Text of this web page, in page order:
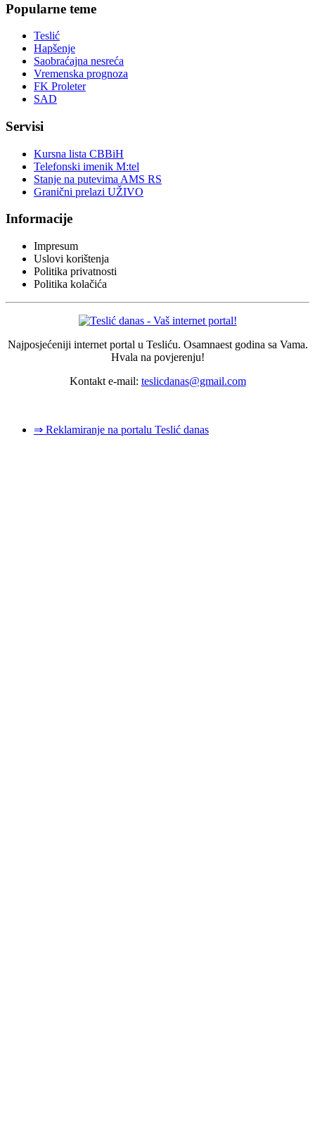
Popularne teme
Teslić
Hapšenje
Saobraćajna nesreća
Vremenska prognoza
FK Proleter
SAD
Servisi
Kursna lista CBBiH
Telefonski imenik M:tel
Stanje na putevima AMS RS
Granični prelazi UŽIVO
Informacije
Impresum
Uslovi korištenja
Politika privatnosti
Politika kolačića
Najposjećeniji internet portal u Tesliću. Osamnaest godina sa Vama.
Hvala na povjerenju!
Kontakt e-mail: teslicdanas@gmail.com
⇒ Reklamiranje na portalu Teslić danas